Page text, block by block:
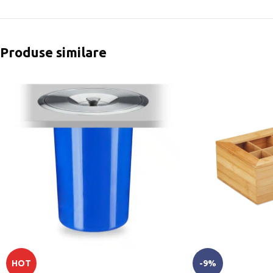
Produse similare
HOT -9%